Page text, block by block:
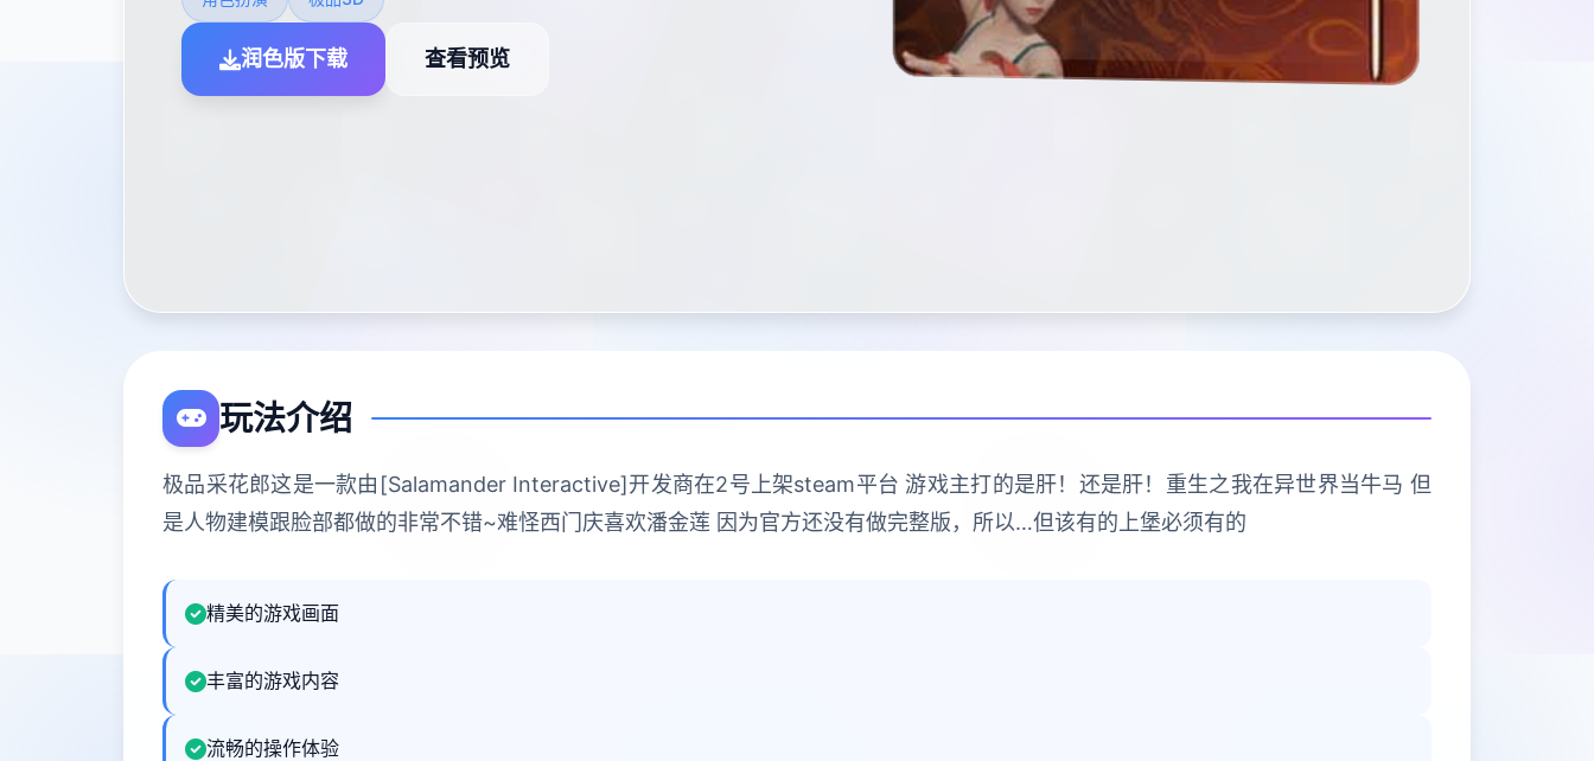
润色版下载 查看预览
玩法介绍
极品采花郎这是一款由[Salamander Interactive]开发商在2号上架steam平台 游戏主打的是肝！还是肝！重生之我在异世界当牛马 但
是人物建模跟脸部都做的非常不错~难怪西门庆喜欢潘金莲 因为官方还没有做完整版，所以…但该有的上堡必须有的
精美的游戏画面
丰富的游戏内容
流畅的操作体验